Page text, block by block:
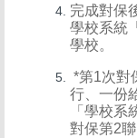
完成對保
學校系統
學校。
*第1次對
行、一份
「學校
對保第2